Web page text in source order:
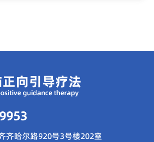
齐哈尔路920号3号楼202室